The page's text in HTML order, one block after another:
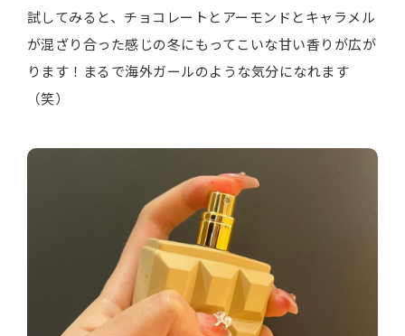
試してみると、チョコレートとアーモンドとキャラメル
が混ざり合った感じの冬にもってこいな甘い香りが広が
ります！まるで海外ガールのような気分になれます
（笑）